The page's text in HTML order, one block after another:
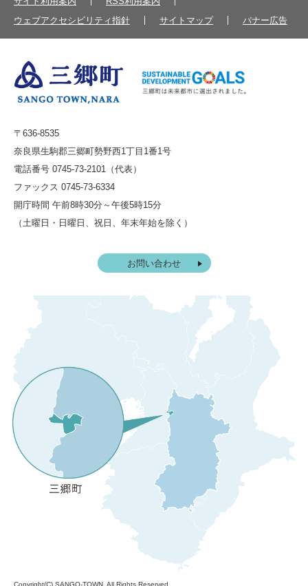
ウェブアクセシビリティ指針
サイトマップ バナー広告
〒636-8535
奈良県生駒郡三郷町勢野西1丁目1番1号
電話番号 0745-73-2101（代表）
ファックス 0745-73-6334
開庁時間 午前8時30分～午後5時15分
（土曜日・日曜日、祝日、年末年始を除く）
お問い合わせ
Copyright(C) SANGO-TOWN . All Rights Reserved.